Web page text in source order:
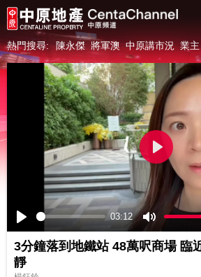
熱門搜尋: 陳永傑 將軍澳 中原講市況 業主
Play
03:12
Mute
Play
3分鐘落到地鐵站 48萬呎商場 臨
靜